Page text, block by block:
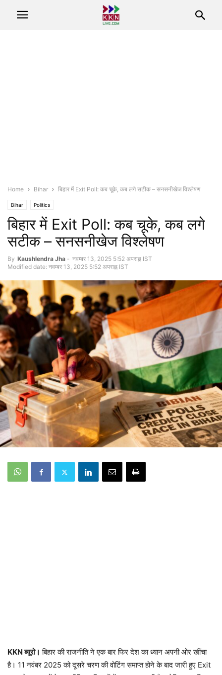
Home Bihar बिहार में Exit Poll: कब चूके, कब लगे सटीक – सनसनीखेज विश्लेषण
Bihar Politics
बिहार में Exit Poll: कब चूके, कब लगे
सटीक – सनसनीखेज विश्लेषण
By Kaushlendra Jha - नवम्बर 13, 2025 5:52 अपराह्न IST
Modified date: नवम्बर 13, 2025 5:52 अपराह्न IST
KKNब्यूरो। बिहार की राजनीति ने एक बार फिर देश का ध्यान अपनी ओर खींचा
है। 11 नवंबर 2025 को दूसरे चरण की वोटिंग समाप्त होने के बाद जारी हुए Exit